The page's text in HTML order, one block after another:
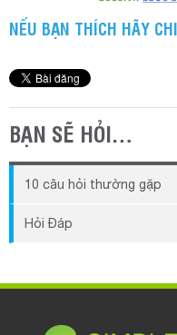
NẾU BẠN THÍCH HÃY
BẠN SẼ HỎI…
10 câu hỏi thường gặp
Khi chưa kịp đóng
hiện ra sao?
Hỏi Đáp